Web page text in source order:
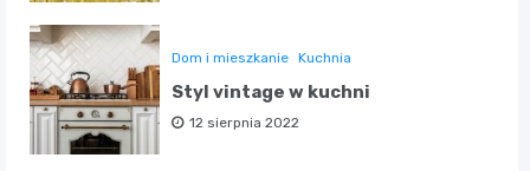
Dom i mieszkanie Kuchnia
Styl vintage w kuchni
12 sierpnia 2022